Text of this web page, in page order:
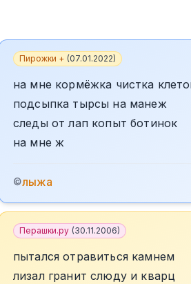
Пирожки + (07.01.2022)
на мне кормёжка чистка
подсыпка тырсы на манеж
следы от лап копыт ботинок
на мне ж
©лыжа
Перашки.ру (30.11.2006)
пытался отравиться камнем
лизал гранит слюду и кварц